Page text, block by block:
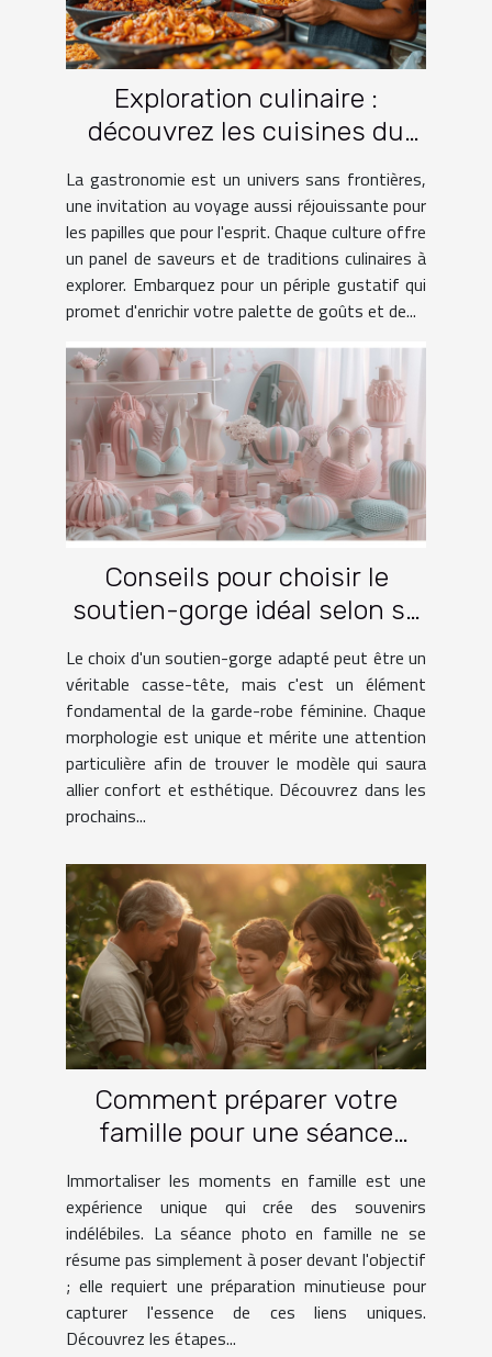
Exploration culinaire :
découvrez les cuisines du
monde à travers le voyage
La gastronomie est un univers sans frontières,
une invitation au voyage aussi réjouissante pour
les papilles que pour l'esprit. Chaque culture offre
un panel de saveurs et de traditions culinaires à
explorer. Embarquez pour un périple gustatif qui
promet d'enrichir votre palette de goûts et de...
Conseils pour choisir le
soutien-gorge idéal selon sa
Le choix d'un soutien-gorge adapté peut être un
véritable casse-tête, mais c'est un élément
fondamental de la garde-robe féminine. Chaque
morphologie est unique et mérite une attention
particulière afin de trouver le modèle qui saura
allier confort et esthétique. Découvrez dans les
prochains...
Comment préparer votre
famille pour une séance
Immortaliser les moments en famille est une
expérience unique qui crée des souvenirs
indélébiles. La séance photo en famille ne se
résume pas simplement à poser devant l'objectif
; elle requiert une préparation minutieuse pour
capturer l'essence de ces liens uniques.
Découvrez les étapes...